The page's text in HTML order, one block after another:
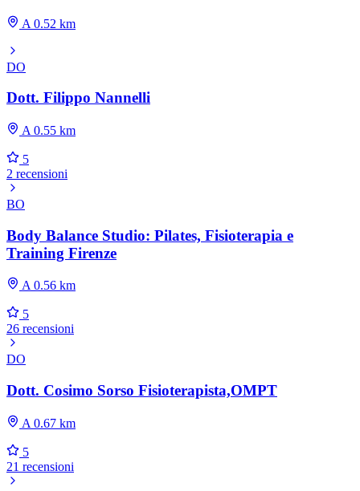
A 0.52 km
DO
Dott. Filippo Nannelli
A 0.55 km
5
2 recensioni
BO
Body Balance Studio: Pilates, Fisioterapia e
Training Firenze
A 0.56 km
5
26 recensioni
DO
Dott. Cosimo Sorso Fisioterapista,OMPT
A 0.67 km
5
21 recensioni